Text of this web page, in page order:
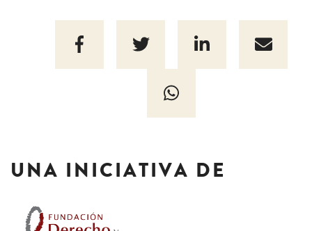
UNA INICIATIVA DE